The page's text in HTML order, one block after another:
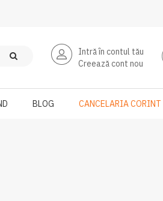
Intră în contul tău
Creează cont nou
BLOG CANCELARIA CORINT